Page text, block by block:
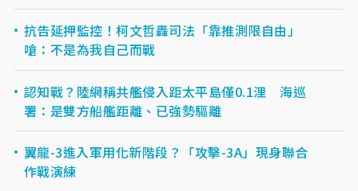
抗告延押監控！柯文哲轟司法「靠推測限自由」
嗆：不是為我自己而戰
認知戰？陸網稱共艦侵入距太平島僅0.1浬 海巡
署：是雙方船艦距離、已強勢驅離
翼龍-3進入軍用化新階段？「攻擊-3A」現身聯合
作戰演練